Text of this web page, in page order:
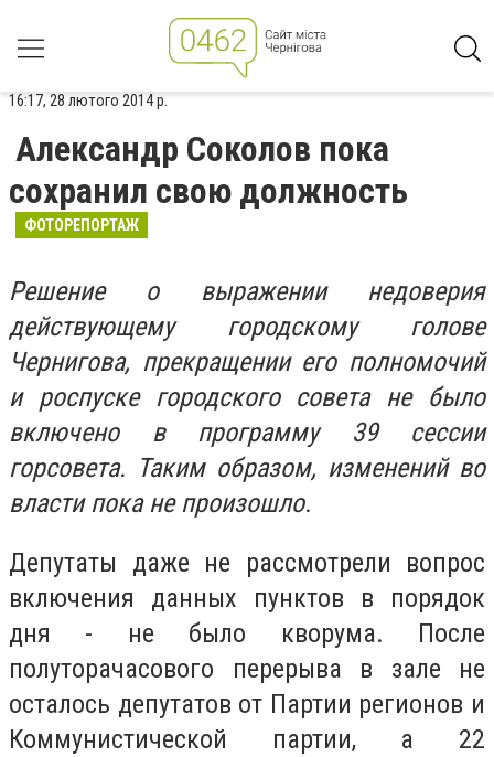
16:17, 28 лютого 2014 р.
Александр Соколов пока
сохранил свою должность
ФОТОРЕПОРТАЖ
Решение о выражении недоверия
действующему городскому голове
Чернигова, прекращении его полномочий
и роспуске городского совета не было
включено в программу 39 сессии
горсовета. Таким образом, изменений во
власти пока не произошло.
Депутаты даже не рассмотрели вопрос
включения данных пунктов в порядок
дня - не было кворума. После
полуторачасового перерыва в зале не
осталось депутатов от Партии регионов и
Коммунистической партии, а 22